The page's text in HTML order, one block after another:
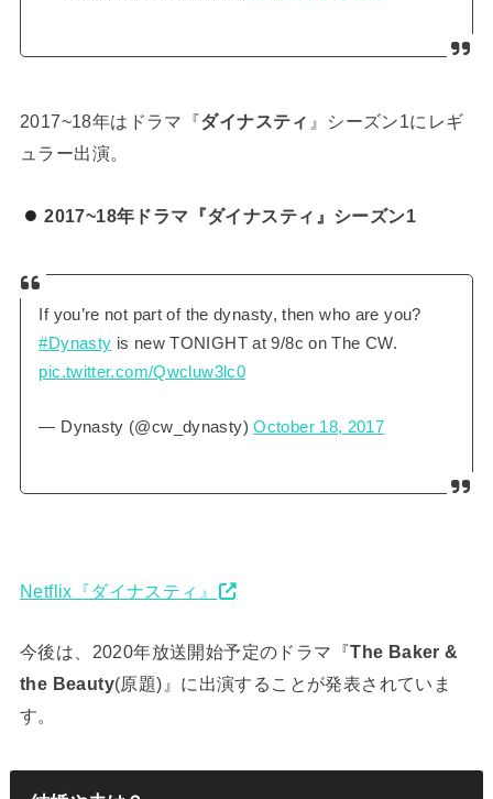
2017~18年はドラマ『ダイナスティ 』シーズン1にレギ
ュラー出演。
2017~18年ドラマ『ダイナスティ』シーズン1
If you’re not part of the dynasty, then who are you?
#Dynasty is new TONIGHT at 9/8c on The CW.
pic.twitter.com/Qwcluw3lc0
— Dynasty (@cw_dynasty)October 18, 2017
Netflix『ダイナスティ』
今後は、2020年放送開始予定のドラマ『The Baker &
the Beauty(原題)』に出演することが発表されていま
す。